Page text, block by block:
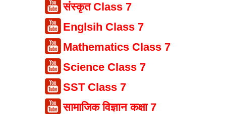
संस्कृत Class 7
Englsih Class 7
Mathematics Class 7
Science Class 7
SST Class 7
सामाजिक विज्ञान कक्षा 7